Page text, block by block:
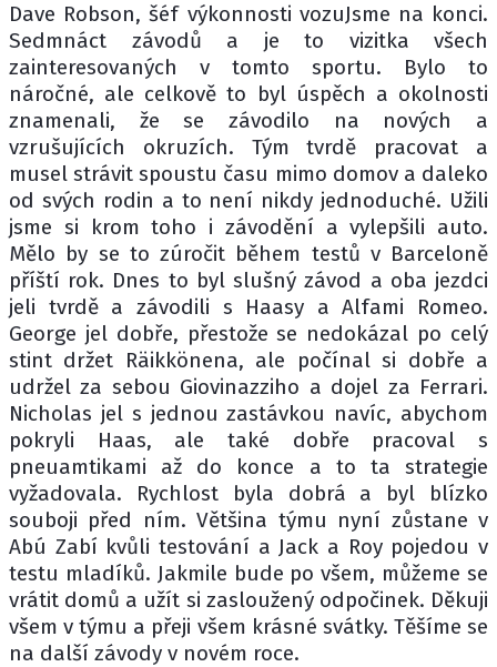
Dave Robson, šéf výkonnosti vozuJsme na konci.
Sedmnáct závodů a je to vizitka všech
zainteresovaných v tomto sportu. Bylo to
náročné, ale celkově to byl úspěch a okolnosti
znamenali, že se závodilo na nových a
vzrušujících okruzích. Tým tvrdě pracovat a
musel strávit spoustu času mimo domov a daleko
od svých rodin a to není nikdy jednoduché. Užili
jsme si krom toho i závodění a vylepšili auto.
Mělo by se to zúročit během testů v Barceloně
příští rok. Dnes to byl slušný závod a oba jezdci
jeli tvrdě a závodili s Haasy a Alfami Romeo.
George jel dobře, přestože se nedokázal po celý
stint držet Räikkönena, ale počínal si dobře a
udržel za sebou Giovinazziho a dojel za Ferrari.
Nicholas jel s jednou zastávkou navíc, abychom
pokryli Haas, ale také dobře pracoval s
pneuamtikami až do konce a to ta strategie
vyžadovala. Rychlost byla dobrá a byl blízko
souboji před ním. Většina týmu nyní zůstane v
Abú Zabí kvůli testování a Jack a Roy pojedou v
testu mladíků. Jakmile bude po všem, můžeme se
vrátit domů a užít si zasloužený odpočinek. Děkuji
všem v týmu a přeji všem krásné svátky. Těšíme se
na další závody v novém roce.